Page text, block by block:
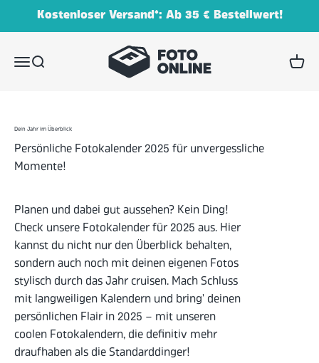
Zum Inhalt springen
Kostenloser Versand*: Ab 35 € Bestellwert!
MenüSuche
FOTO.online (Schmidt Digitaldruck GmbH)
Dein Jahr im Überblick
Persönliche Fotokalender 2025 für unvergessliche
Momente!
Planen und dabei gut aussehen? Kein Ding!
Check unsere Fotokalender für 2025 aus. Hier
kannst du nicht nur den Überblick behalten,
sondern auch noch mit deinen eigenen Fotos
stylisch durch das Jahr cruisen. Mach Schluss
mit langweiligen Kalendern und bring' deinen
persönlichen Flair in 2025 – mit unseren
coolen Fotokalendern, die definitiv mehr
draufhaben als die Standarddinger!